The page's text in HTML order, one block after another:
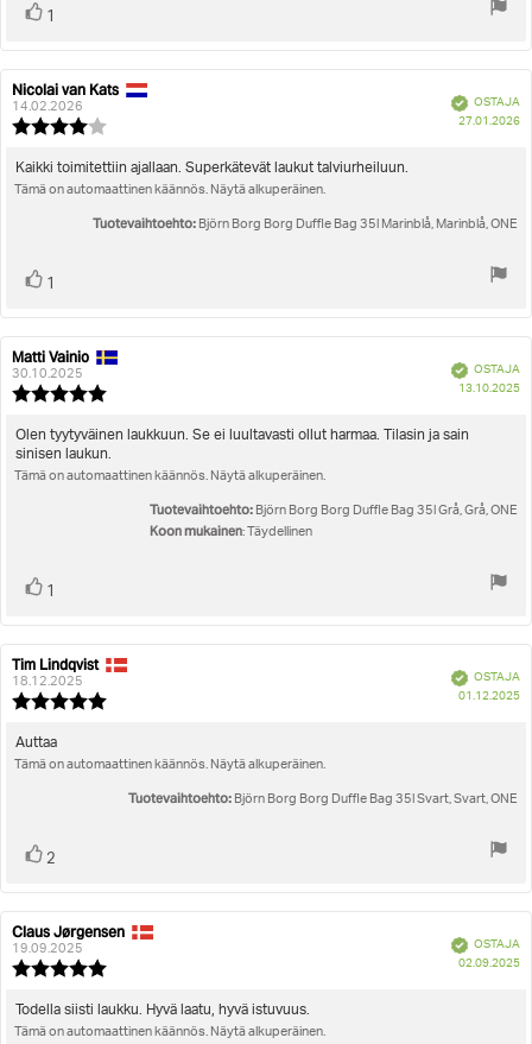
Äänestä
1
Arvostelun
kirjoittaja:
Nicolai van Kats
14.02.2026
4.0
5:sta
Vahvistettu
OSTAJA
27.01.2026
Arvostelun
teksti:
Kaikki toimitettiin ajallaan. Superkätevät laukut talviurheiluun.
Tämä on automaattinen käännös. Näytä alkuperäinen.
Tuotevaihtoehto: Björn Borg Borg Duffle Bag 35l Marinblå, Marinblå, ONE
Äänestä
1
Arvostelun
kirjoittaja:
Matti Vainio
30.10.2025
5.0
tähdestä
Vahvistettu
OSTAJA
13.10.2025
Arvostelun
teksti:
Olen tyytyväinen laukkuun. Se ei luultavasti ollut harmaa. Tilasin ja sain
sinisen laukun.
Tämä on automaattinen käännös. Näytä alkuperäinen.
Tuotevaihtoehto: Björn Borg Borg Duffle Bag 35l Grå, Grå, ONE
Koon mukainen: Täydellinen
Äänestä
1
Arvostelun
kirjoittaja:
Tim Lindqvist
18.12.2025
5:sta
Vahvistettu
OSTAJA
01.12.2025
Arvostelun
teksti:
Auttaa
Tämä on automaattinen käännös. Näytä alkuperäinen.
Tuotevaihtoehto: Björn Borg Borg Duffle Bag 35l Svart, Svart, ONE
Äänestä
2
Arvostelun
kirjoittaja:
Claus Jørgensen
19.09.2025
5.0
5:sta
Vahvistettu
OSTAJA
02.09.2025
Arvostelun
teksti:
Todella siisti laukku. Hyvä laatu, hyvä istuvuus.
Tämä on automaattinen käännös. Näytä alkuperäinen.